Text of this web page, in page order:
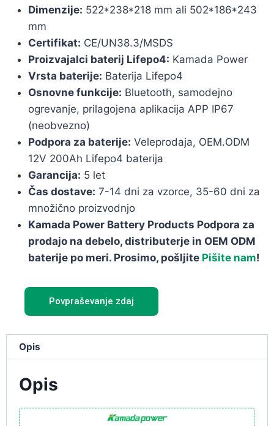
Dimenzije: 522*238*218 mm ali 502*186*243
mm
Certifikat: CE/UN38.3/MSDS
Proizvajalci baterij Lifepo4: Kamada Power
Vrsta baterije: Baterija Lifepo4
Osnovne funkcije: Bluetooth, samodejno
ogrevanje, prilagojena aplikacija APP IP67
(neobvezno)
Podpora za baterije: Veleprodaja, OEM.ODM
12V 200Ah Lifepo4 baterija
Garancija: 5 let
Čas dostave: 7-14 dni za vzorce, 35-60 dni za
množično proizvodnjo
Kamada Power Battery Products Podpora za
prodajo na debelo, distributerje in OEM ODM
baterije po meri. Prosimo, pošljite Pišite nam!
Povpraševanje zdaj
Opis
Opis